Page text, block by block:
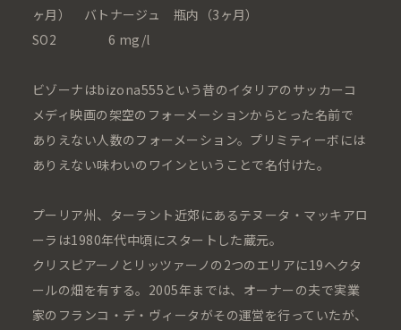
ヶ月） バトナージュ 瓶内（3ヶ月）
​SO2 6 mg/l
ビゾーナはbizona555という昔のイタリアのサッカーコ
メディ映画の架空のフォーメーションからとった名前で
ありえない人数のフォーメーション。プリミティーボには
ありえない味わいのワインということで名付けた。
プーリア州、ターラント近郊にあるテヌータ・マッキアロ
ーラは1980年代中頃にスタートした蔵元。
クリスピアーノとリッツァーノの2つのエリアに19ヘクタ
ールの畑を有する。2005年までは、オーナーの夫で実業
家のフランコ・デ・ヴィータがその運営を行っていたが、